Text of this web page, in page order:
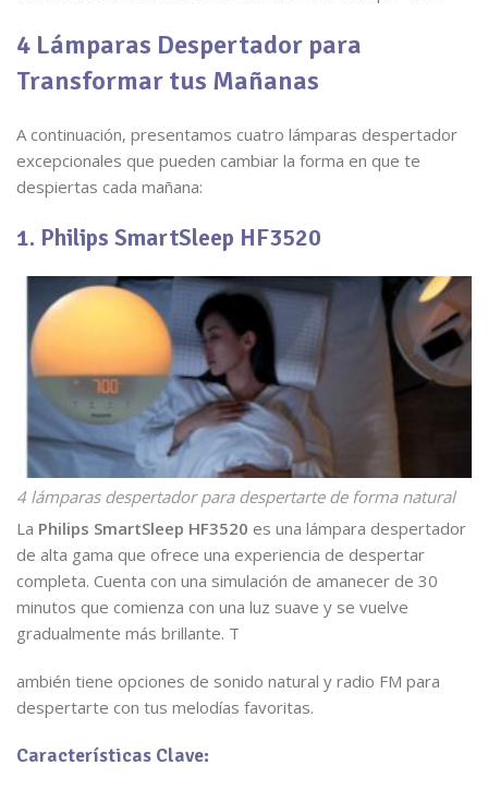
4 Lámparas Despertador para
Transformar tus Mañanas
A continuación, presentamos cuatro lámparas despertador
excepcionales que pueden cambiar la forma en que te
despiertas cada mañana:
1. Philips SmartSleep HF3520
4 lámparas despertador para despertarte de forma natural
La Philips SmartSleep HF3520 es una lámpara despertador
de alta gama que ofrece una experiencia de despertar
completa. Cuenta con una simulación de amanecer de 30
minutos que comienza con una luz suave y se vuelve
gradualmente más brillante. T
ambién tiene opciones de sonido natural y radio FM para
despertarte con tus melodías favoritas.
Características Clave: